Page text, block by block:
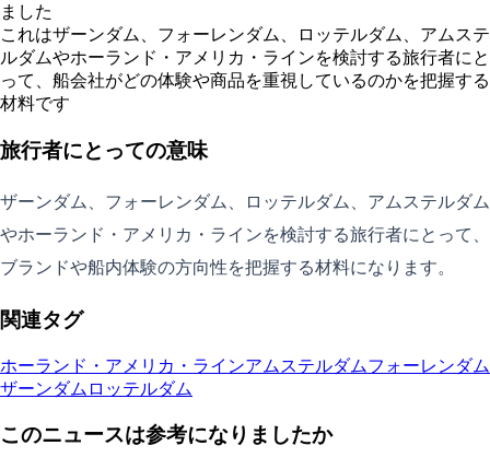
ました
これはザーンダム、フォーレンダム、ロッテルダム、アムステ
ルダムやホーランド・アメリカ・ラインを検討する旅行者にと
って、船会社がどの体験や商品を重視しているのかを把握する
材料です
旅行者にとっての意味
ザーンダム、フォーレンダム、ロッテルダム、アムステルダム
やホーランド・アメリカ・ラインを検討する旅行者にとって、
ブランドや船内体験の方向性を把握する材料になります。
関連タグ
ホーランド・アメリカ・ラインアムステルダムフォーレンダム
ザーンダム ロッテルダム
このニュースは参考になりましたか